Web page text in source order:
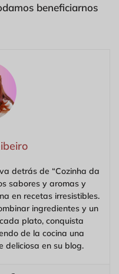
beneficiarnos
detrás de “Cozinha da
sabores y aromas y
en recetas irresistibles.
ingredientes y un
plato, conquista
de la cocina una
deliciosa en su blog.